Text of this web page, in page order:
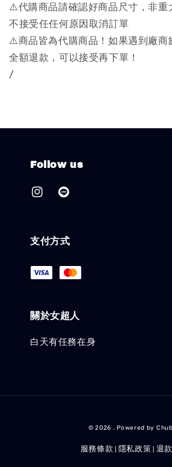
⚠️代購商品請確認好商品尺寸，非重
不接受任任何原因取消訂單
⚠️商品皆為代購商品！如果遇到廠商
全額退款，可以接受再下單！
/
Follow us
支付方式
關於女超人
白天有任務在身
© 2026 . Powered by
服務條款 隱私政策 退